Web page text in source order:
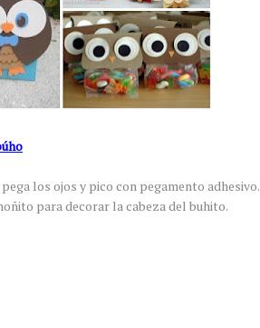
pega los ojos y pico con pegamento adhesivo.
para decorar la cabeza del buhito.